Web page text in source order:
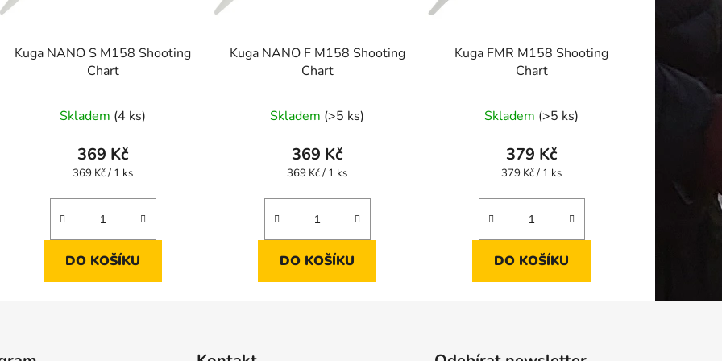
Kuga NANO S M158 Shooting
Chart
Skladem (4 ks)
369 Kč
Měrná
369 Kč / 1 ks
DO KOŠÍKU
Kuga NANO F M158 Shooting
Chart
Skladem (>5 ks)
369 Kč
Měrná
369 Kč / 1 ks
DO KOŠÍKU
Kuga FMR M158 Shooting
Chart
Skladem (>5 ks)
379 Kč
Měrná
379 Kč / 1 ks
DO KOŠÍKU